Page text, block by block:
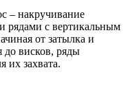
– накручивание
рядами с вертикальным
от затылка и
до висков, ряды
их захвата.